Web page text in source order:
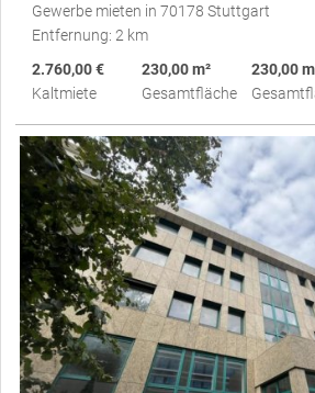
Gewerbe mieten in 70178 Stuttgart
Entfernung: 2 km
2.760,00 €
Kaltmiete
230,00 m²
Gesamtfläche
230,00